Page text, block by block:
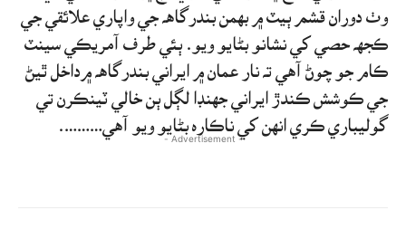
وٺ دوران قشم ٻيٽ ۾ بهمن بندرگاهه جي واپاري علائقي جي
ڪجهه حصي کي نشانو بڻايو ويو. ٻئي طرف آمريڪي سينٽ
ڪام جو چوڻ آهي ته نار عمان ۾ ايراني بندرگاهه ۾داخل ٿيڻ
جي ڪوشش ڪندڙ ايراني جهنڊا لڳل ٻن خالي ٽينڪرن تي
گوليباري ڪري انهن کي ناڪاره بڻايو ويو آهي……….
- Advertisement -